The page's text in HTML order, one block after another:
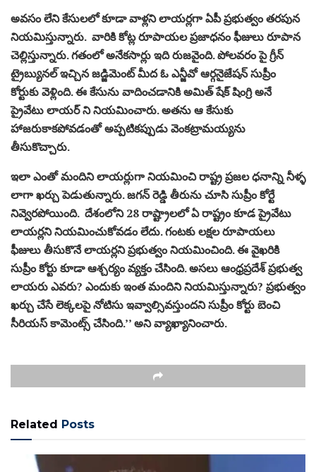
అవసం లేని కేసులలో కూడా వాళ్లని లాయర్లగా ఏపీ ప్రభుత్వం తరపున
నియమిస్తున్నారు. వారికి కోట్ల రూపాయల ప్రజాధనం ఫీజులు రూపాన
చెల్లిస్తున్నారు. గతంలో అనేకసార్లు ఇది రుజవైంది. పోలవరం పై గ్రీన్
ట్రైబ్యునల్ ఇచ్చిన జడ్జిమెంట్ మీద ఓ ఎన్జీవో ఆర్గనైజేషన్ సుప్రీం
కోర్టుకు వెళ్లింది. ఈ కేసును వాదించడానికి అమిత్ షేక్ షింగ్రి అనే
ప్రైవేటు లాయర్ ని నియమించారు. అతను ఆ కేసుకు
హాజరుకాకపోవడంతో అప్పటికప్పుడు వెంకట్రామయ్యను
తీసుకొచ్చారు.
ఇలా ఎంతో మందిని లాయర్లుగా నియమించి రాష్ట్ర ప్రజల ధనాన్ని నీళ్ళ
లాగా ఖర్చు పెడుతున్నారు. జగన్ రెడ్డి తీరును చూసి సుప్రీం కోర్టే
నివ్వెరపోయింది. దేశంలోని 28 రాష్ట్రాలలో ఏ రాష్ట్రం కూడ ప్రైవేటు
లాయర్లని నియమించుకోవడం లేదు. గంటకు లక్షల రూపాయలు
ఫీజులు తీసుకొనే లాయర్లని ప్రభుత్వం నియమించింది. ఈ వైఖరికి
సుప్రీం కోర్టు కూడా ఆశ్చర్యం వ్యక్తం చేసింది. అసలు ఆంధ్రప్రదేశ్ ప్రభుత్వ
లాయరు ఎవరు? ఎందుకు ఇంత మందిని నియమిస్తున్నారు? ప్రభుత్వం
ఖర్చు చేసే లెక్కలపై నోటిసు ఇవ్వాల్సివస్తుందని సుప్రీం కోర్టు బెంచి
సీరియస్ కామెంట్స్ చేసింది.’’ అని వ్యాఖ్యానించారు.
Related Posts